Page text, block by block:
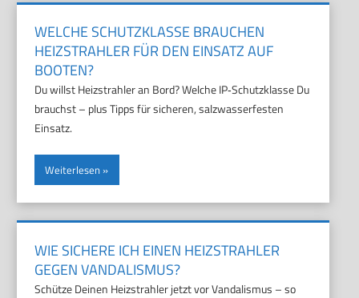
WELCHE SCHUTZKLASSE BRAUCHEN
HEIZSTRAHLER FÜR DEN EINSATZ AUF
BOOTEN?
Du willst Heizstrahler an Bord? Welche IP‑Schutzklasse Du
brauchst – plus Tipps für sicheren, salzwasserfesten
Einsatz.
Weiterlesen
WIE SICHERE ICH EINEN HEIZSTRAHLER
GEGEN VANDALISMUS?
Schütze Deinen Heizstrahler jetzt vor Vandalismus – so